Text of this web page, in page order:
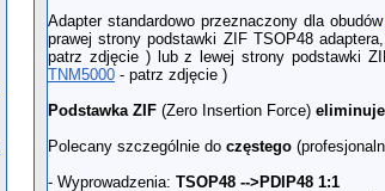
Adapter standardowo przeznaczony dla
prawej strony podstawki ZIF TSOP48
patrz zdjęcie ) lub z lewej strony podstawki
TNM5000 - patrz zdjęcie )
Podstawka ZIF (Zero Insertion Force)
Polecany szczególnie do częstego
- Wyprowadzenia: TSOP48 -->PDIP48 1:1